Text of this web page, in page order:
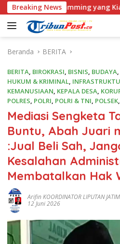
Langsung
ke
konten
Breaking Newsyang Kian Kompleks
Beranda BERITA
BERITA, BIROKRASI, BISNIS, BUDAYA,
HUKUM & KRIMINAL,
KEMANUSIAAN, KEPALA DESA,
POLRES, POLRI, POLRI & TNI, POLSEK,
Mediasi Sengketa
Buntu, Abah Juari
:Jual Beli Sah,
Kesalahan
Membatalkan Hak
Arifin KOORDINATOR LIPUTAN JATIM
12 Juni 2026